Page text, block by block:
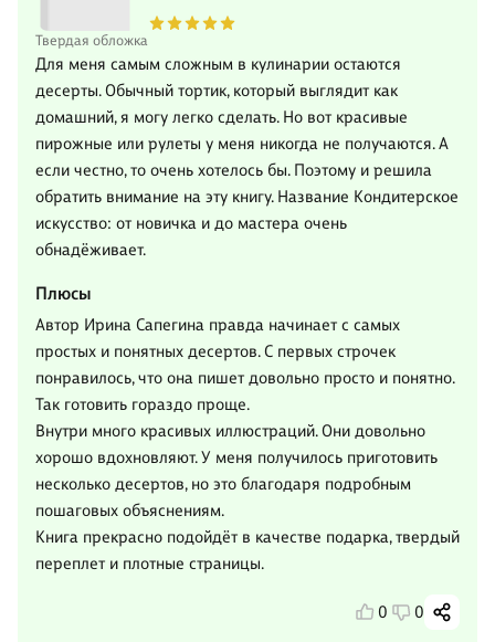
Твердая обложка
Для меня самым сложным в кулинарии остаются
десерты. Обычный тортик, который выглядит как
домашний, я могу легко сделать. Но вот красивые
пирожные или рулеты у меня никогда не получаются. А
если честно, то очень хотелось бы. Поэтому и решила
обратить внимание на эту книгу. Название Кондитерское
искусство: от новичка и до мастера очень
обнадёживает.
Плюсы
Автор Ирина Сапегина правда начинает с самых
простых и понятных десертов. С первых строчек
понравилось, что она пишет довольно просто и понятно.
Так готовить гораздо проще.
Внутри много красивых иллюстраций. Они довольно
хорошо вдохновляют. У меня получилось приготовить
несколько десертов, но это благодаря подробным
пошаговых объяснениям.
Книга прекрасно подойдёт в качестве подарка, твердый
переплет и плотные страницы.
0 0